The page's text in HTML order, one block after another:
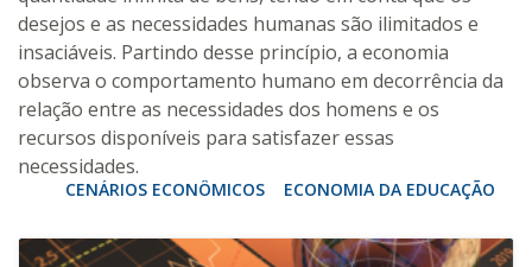
desejos e as necessidades humanas são ilimitados e
insaciáveis. Partindo desse princípio, a economia
observa o comportamento humano em decorrência da
relação entre as necessidades dos homens e os
recursos disponíveis para satisfazer essas
necessidades.
CENÁRIOS ECONÔMICOS ECONOMIA DA EDUCAÇÃO